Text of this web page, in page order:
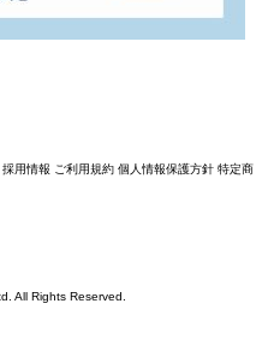
採用情報 ご利用規約 個人情報保護方針 特定商
All Rights Reserved.